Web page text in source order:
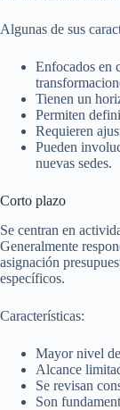
Algunas de sus
Enfocados en
Tienen un
Permiten
Requieren
Pueden
nuevas sedes.
Corto plazo
Se centran en
Generalmente
asignación
específicos.
Características:
Mayor nivel
Alcance
Se revisan
Son